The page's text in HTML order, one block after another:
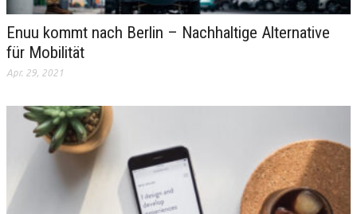
Enuu kommt nach Berlin – Nachhaltige Alternative
für Mobilität
Apr. 29, 2021